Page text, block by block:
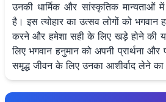
उनकी धार्मिक और सांस्कृतिक मान्यताओं
है। इस त्योहार का उत्सव लोगों को भगवान
करने और हमेशा सही के लिए खड़े होने की
लिए भगवान हनुमान को अपनी प्रार्थना
समृद्ध जीवन के लिए उनका आशीर्वाद लेने